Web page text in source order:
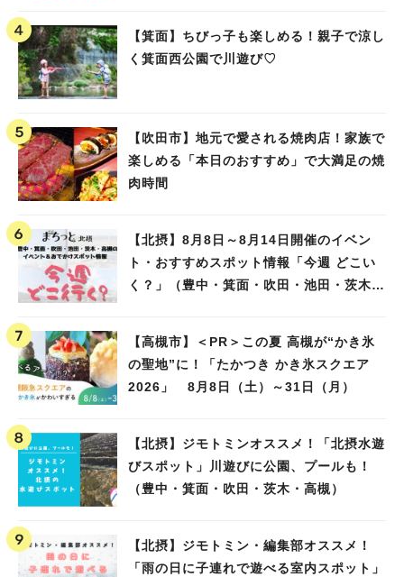
【箕面】ちびっ子も楽しめる！親子で涼し
く箕面西公園で川遊び♡
【吹田市】地元で愛される焼肉店！家族で
楽しめる「本日のおすすめ」で大満足の焼
肉時間
【北摂】8月8日～8月14日開催のイベン
ト・おすすめスポット情報「今週 どこい
く？」（豊中・箕面・吹田・池田・茨木・
【高槻市】＜PR＞この夏 高槻が“かき氷
の聖地”に！「たかつき かき氷スクエア
2026」 8月8日（土）～31日（月）
【北摂】ジモトミンオススメ！「北摂水遊
びスポット」川遊びに公園、プールも！
（豊中・箕面・吹田・茨木・高槻）
【北摂】ジモトミン・編集部オススメ！
「雨の日に子連れで遊べる室内スポット」